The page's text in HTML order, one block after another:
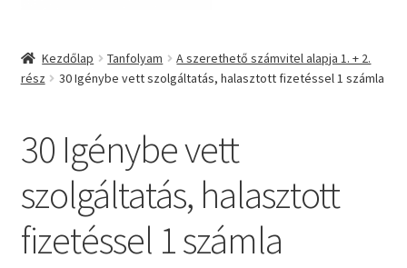
Online kurzusok
Tudástár
Farkas Krisztina
Kezdőlap Tanfolyam
A szerethető számvitel alapja 1. + 2.
rész
30 Igénybe vett szolgáltatás, halasztott fizetéssel 1 számla
30 Igénybe vett
szolgáltatás, halasztott
fizetéssel 1 számla